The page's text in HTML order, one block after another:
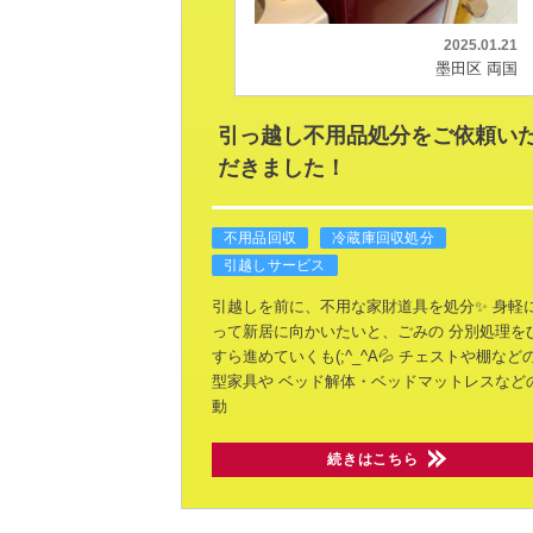
2025.01.21
墨田区 両国
引っ越し不用品処分をご依頼い
だきました！
不用品回収
冷蔵庫回収処分
引越しサービス
引越しを前に、不用な家財道具を処分✨ 身軽
って新居に向かいたいと、ごみの 分別処理を
すら進めていくも(;^_^A💦 チェストや棚など
型家具や ベッド解体・ベッドマットレスなど
動
続きはこちら